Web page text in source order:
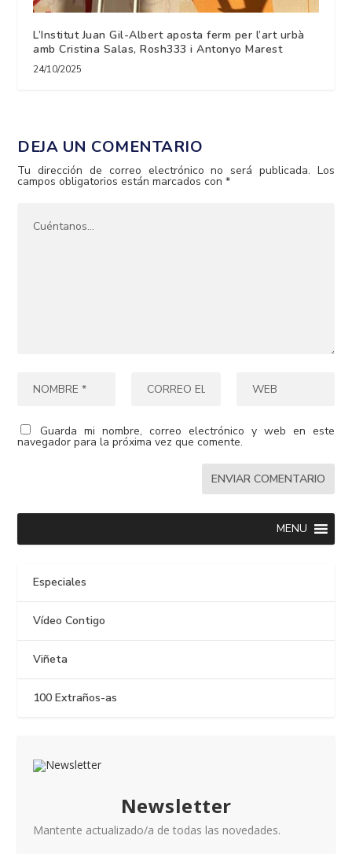
L’Institut Juan Gil-Albert aposta ferm per l’art urbà
amb Cristina Salas, Rosh333 i Antonyo Marest
24/10/2025
DEJA UN COMENTARIO
Tu dirección de correo electrónico no será publicada. Los
campos obligatorios están marcados con*
Guarda mi nombre, correo electrónico y web en este
navegador para la próxima vez que comente.
MENU
Especiales
Vídeo Contigo
Viñeta
100 Extraños-as
Newsletter
Mantente actualizado/a de todas las novedades.